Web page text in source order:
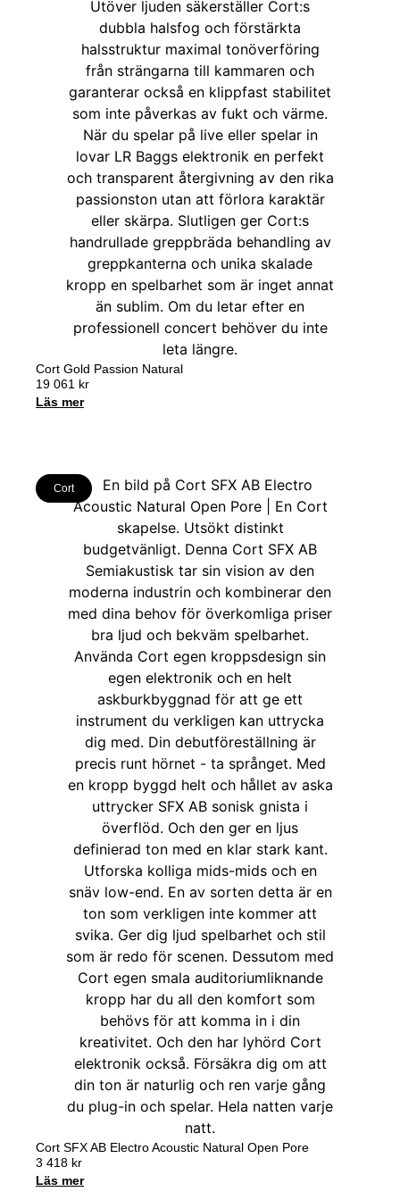
Cort Gold Passion Natural
19 061 kr
Läs mer
Cort
Cort SFX AB Electro Acoustic Natural Open Pore
3 418 kr
Läs mer